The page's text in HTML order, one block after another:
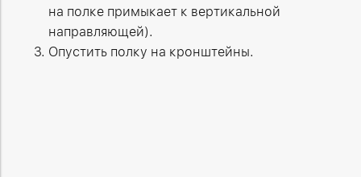
на полке примыкает к вертикальной
направляющей).
Опустить полку на кронштейны.